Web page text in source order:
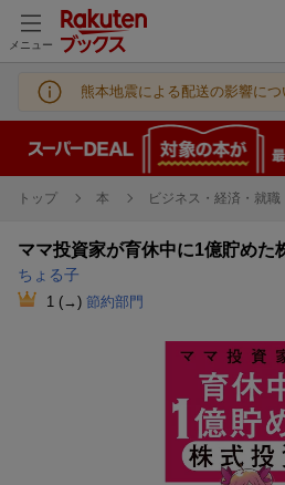
メニュー
熊本地震による配送の影響につ
トップ 本 ビジネス・経済・就職
ママ投資家が育休中に1億貯めた
ちょる子
1 (→) 節約部門